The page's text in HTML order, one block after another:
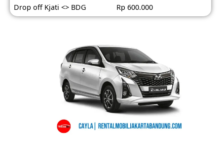
Drop off Kjati <> BDG
Rp 600.000